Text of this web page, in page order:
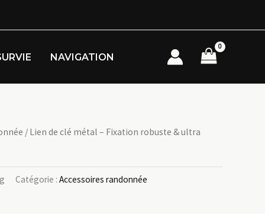
NAVIGATION
/ Lien de clé métal – Fixation robuste & ultra
Catégorie : Accessoires randonnée